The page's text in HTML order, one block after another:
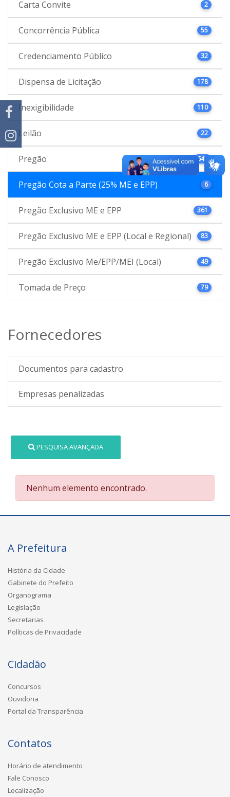
Carta Convite 2
Concorrência Pública 55
Credenciamento Público 32
Dispensa de Licitação 178
Inexigibilidade 110
Leilão 22
Pregão 646
Pregão Cota a Parte (25% ME e EPP) 6
Pregão Exclusivo ME e EPP 361
Pregão Exclusivo ME e EPP (Local e Regional) 83
Pregão Exclusivo Me/EPP/MEI (Local) 49
Tomada de Preço 79
Fornecedores
Documentos para cadastro
Empresas penalizadas
PESQUISA AVANÇADA
Nenhum elemento encontrado.
A Prefeitura
História da Cidade
Gabinete do Prefeito
Organograma
Legislação
Secretarias
Políticas de Privacidade
Cidadão
Concursos
Ouvidoria
Portal da Transparência
Contatos
Horário de atendimento
Fale Conosco
Localização